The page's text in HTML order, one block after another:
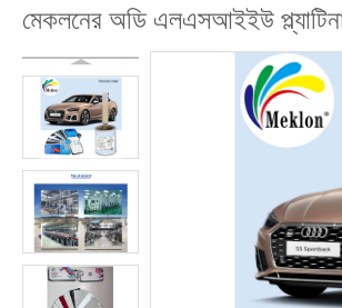
মেকলনের অডি এলএসআইইউ